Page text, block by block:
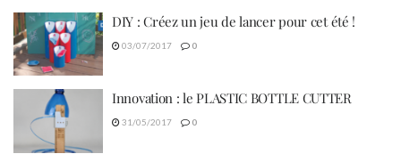
DIY : Créez un jeu de lancer pour cet été !
03/07/2017 0
Innovation : le PLASTIC BOTTLE CUTTER
31/05/2017 0